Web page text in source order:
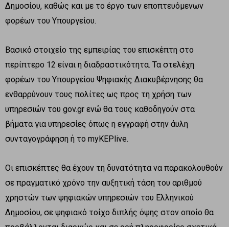
Δημοσίου, καθώς και με το έργο των εποπτευόμενων
φορέων του Υπουργείου.
Βασικό στοιχείο της εμπειρίας του επισκέπτη στο
περίπτερο 12 είναι η διαδραστικότητα. Τα στελέχη
φορέων του Υπουργείου Ψηφιακής Διακυβέρνησης θα
ενθαρρύνουν τους πολίτες ως προς τη χρήση των
υπηρεσιών του gov.gr ενώ θα τους καθοδηγούν στα
βήματα για υπηρεσίες όπως η εγγραφή στην άυλη
συνταγογράφηση ή το myKEPlive.
Οι επισκέπτες θα έχουν τη δυνατότητα να παρακολουθούν
σε πραγματικό χρόνο την αυξητική τάση του αριθμού
χρηστών των ψηφιακών υπηρεσιών του Ελληνικού
Δημοσίου, σε ψηφιακό τοίχο διπλής όψης στον οποίο θα